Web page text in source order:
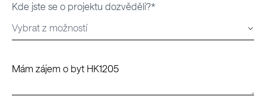
Kde jste se o projektu dozvěděli?*